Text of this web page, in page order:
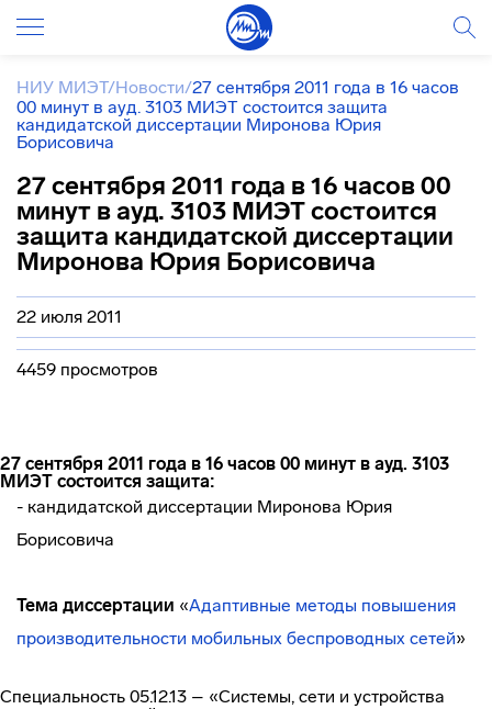
НИУ МИЭТ/Новости/27 сентября 2011 года в 16 часов
00 минут в ауд. 3103 МИЭТ состоится защита
кандидатской диссертации Миронова Юрия
Борисовича
27 сентября 2011 года в 16 часов 00
минут в ауд. 3103 МИЭТ состоится
защита кандидатской диссертации
Миронова Юрия Борисовича
22 июля 2011
4459 просмотров
27 сентября 2011 года в 16 часов 00 минут в ауд. 3103
МИЭТ состоится защита:
- кандидатской диссертации Миронова Юрия
Борисовича
Тема диссертации «Адаптивные методы повышения
производительности мобильных беспроводных сетей»
Специальность 05.12.13 – «Системы, сети и устройства